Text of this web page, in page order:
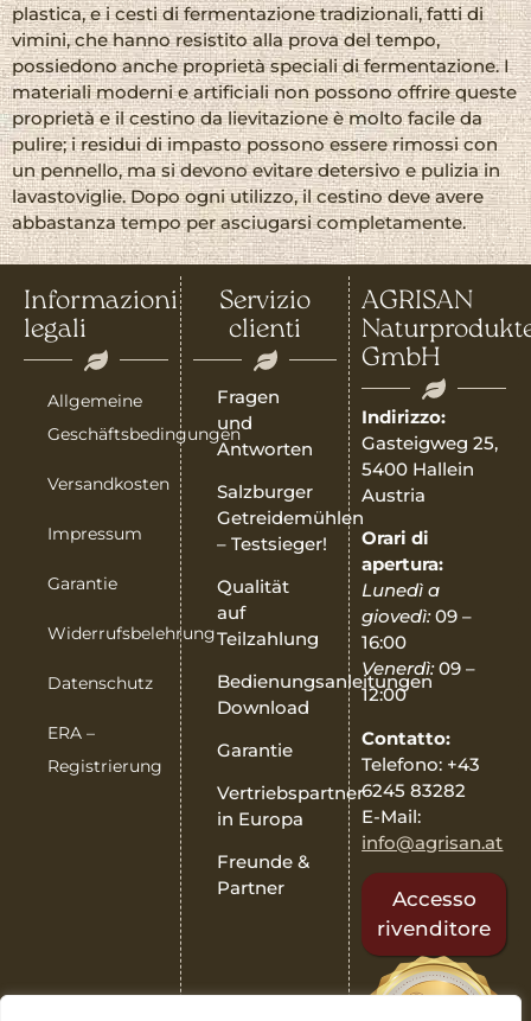
plastica, e i cesti di fermentazione tradizionali, fatti di
vimini, che hanno resistito alla prova del tempo,
possiedono anche proprietà speciali di fermentazione. I
materiali moderni e artificiali non possono offrire queste
proprietà e il cestino da lievitazione è molto facile da
pulire; i residui di impasto possono essere rimossi con
un pennello, ma si devono evitare detersivo e pulizia in
lavastoviglie. Dopo ogni utilizzo, il cestino deve avere
abbastanza tempo per asciugarsi completamente.
Informazioni
legali
Allgemeine
Geschäftsbedingungen
Versandkosten
Impressum
Garantie
Widerrufsbelehrung
Datenschutz
ERA –
Registrierung
Servizio
clienti
Fragen
und
Antworten
Salzburger
Getreidemühlen
– Testsieger!
Qualität
auf
Teilzahlung
Bedienungsanleitungen
Download
Garantie
Vertriebspartner
in Europa
Freunde &
Partner
AGRISAN
GmbH
Indirizzo:
Gasteigweg 25,
5400 Hallein
Austria
Orari di
apertura:
Lunedì a
giovedì:09 –
16:00
Venerdì:09 –
12:00
Contatto:
Telefono: +43
6245 83282
E-Mail:
info@agrisan.at
Accesso
rivenditore